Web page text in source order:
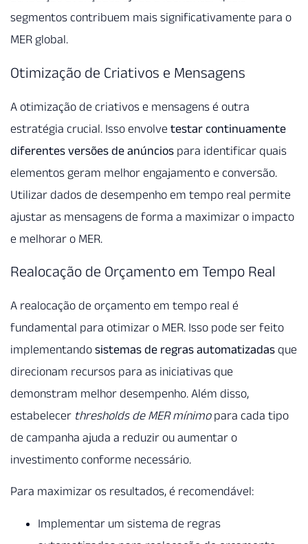
segmentos contribuem mais significativamente para o
MER global.
Otimização de Criativos e Mensagens
A otimização de criativos e mensagens é outra
estratégia crucial. Isso envolve testar continuamente
diferentes versões de anúncios para identificar quais
elementos geram melhor engajamento e conversão.
Utilizar dados de desempenho em tempo real permite
ajustar as mensagens de forma a maximizar o impacto
e melhorar o MER.
Realocação de Orçamento em Tempo Real
A realocação de orçamento em tempo real é
fundamental para otimizar o MER. Isso pode ser feito
implementando sistemas de regras automatizadas que
direcionam recursos para as iniciativas que
demonstram melhor desempenho. Além disso,
estabelecer thresholds de MER mínimopara cada tipo
de campanha ajuda a reduzir ou aumentar o
investimento conforme necessário.
Para maximizar os resultados, é recomendável:
Implementar um sistema de regras